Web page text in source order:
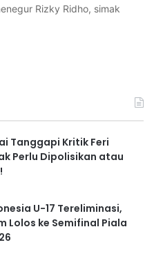
Rizky Ridho, simak
Tanggapi Kritik Feri
Perlu Dipolisikan atau
U-17 Tereliminasi,
Lolos ke Semifinal Piala